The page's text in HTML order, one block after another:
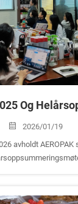
Og
2026/01/19
avholdt AEROPAK
&lt...